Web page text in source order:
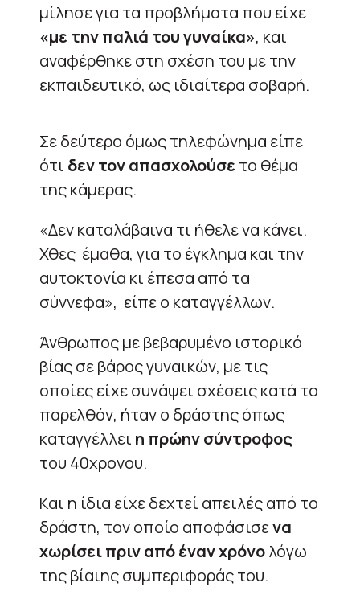
μίλησε για τα προβλήματα που είχε
«με την παλιά του γυναίκα», και
αναφέρθηκε στη σχέση του με την
εκπαιδευτικό, ως ιδιαίτερα σοβαρή.
Σε δεύτερο όμως τηλεφώνημα είπε
ότι δεν τον απασχολούσετο θέμα
της κάμερας.
«Δεν καταλάβαινα τι ήθελε να κάνει.
Χθες έμαθα, για το έγκλημα και την
αυτοκτονία κι έπεσα από τα
σύννεφα», είπε ο καταγγέλλων.
Άνθρωπος με βεβαρυμένο ιστορικό
βίας σε βάρος γυναικών, με τις
οποίες είχε συνάψει σχέσεις κατά το
παρελθόν, ήταν ο δράστης όπως
καταγγέλλει η πρώην σύντροφος
του 40χρονου.
Και η ίδια είχε δεχτεί απειλές από το
δράστη, τον οποίο αποφάσισενα
χωρίσει πριν από έναν χρόνολόγω
της βίαιης συμπεριφοράς του.